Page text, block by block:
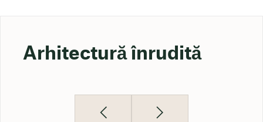
Arhitectură înrudită